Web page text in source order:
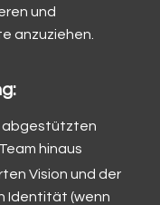
und
anzuziehen.
abgestützten
hinaus
Vision und der
Identität (wenn